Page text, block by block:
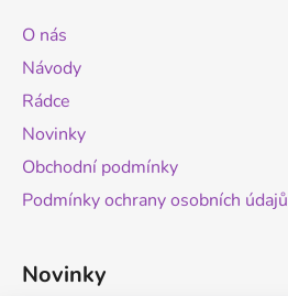
O nás
Návody
Rádce
Novinky
Obchodní podmínky
Podmínky ochrany osobních údajů
Novinky